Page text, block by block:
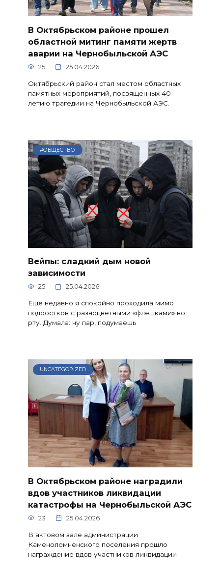
В Октябрьском районе прошел
областной митинг памяти жертв
аварии на Чернобыльской АЭС
25 25.04.2026
Октябрьский район стал местом областных
памятных мероприятий, посвященных 40-
летию трагедии на Чернобыльской АЭС.
#ОБЩЕСТВО
Вейпы: сладкий дым новой
зависимости
25 25.04.2026
Еще недавно я спокойно проходила мимо
подростков с разноцветными «флешками» во
рту. Думала: ну пар, подумаешь
UNCATEGORIZED
В Октябрьском районе наградили
вдов участников ликвидации
катастрофы на Чернобыльской АЭС
23 25.04.2026
В актовом зале администрации
Каменоломненского поселения прошло
награждение вдов участников ликвидации